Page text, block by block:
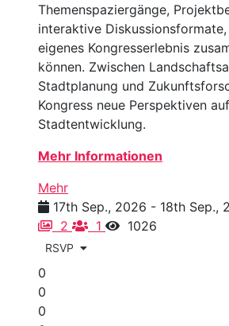
Themenspaziergänge,
interaktive
eigenes Kongresserlebnis
können. Zwischen
Stadtplanung und
Kongress neue Perspektiven
Stadtentwicklung.
Mehr Informationen
Mehr
17th Sep., 2026 - 18th Sep.,
2
1 1026
RSVP
0
0
0